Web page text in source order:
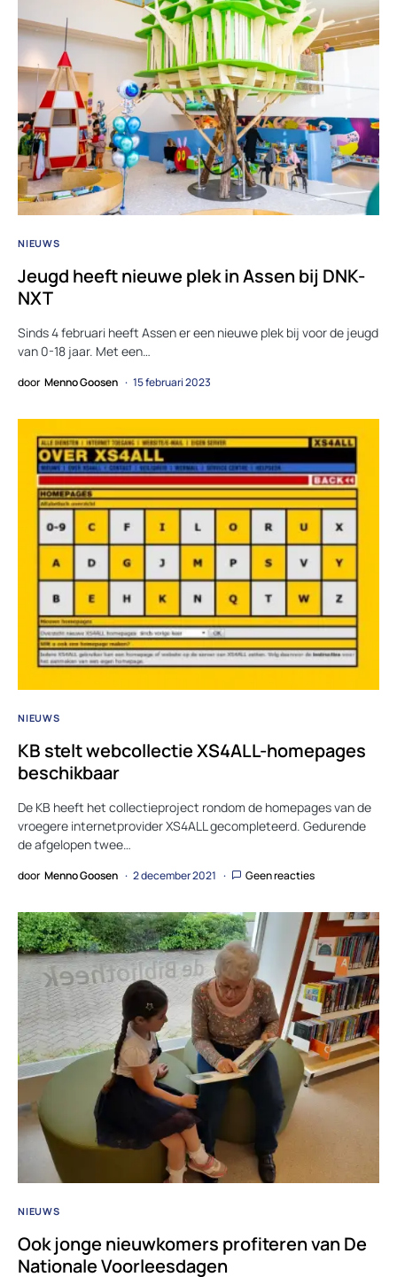
NIEUWS
Jeugd heeft nieuwe plek in Assen bij DNK-
NXT
Sinds 4 februari heeft Assen er een nieuwe plek bij voor de jeugd
van 0-18 jaar. Met een…
door Menno Goosen 15 februari 2023
NIEUWS
KB stelt webcollectie XS4ALL-homepages
beschikbaar
De KB heeft het collectieproject rondom de homepages van de
vroegere internetprovider XS4ALL gecompleteerd. Gedurende
de afgelopen twee…
door Menno Goosen 2 december 2021 Geen reacties
NIEUWS
Ook jonge nieuwkomers profiteren van De
Nationale Voorleesdagen